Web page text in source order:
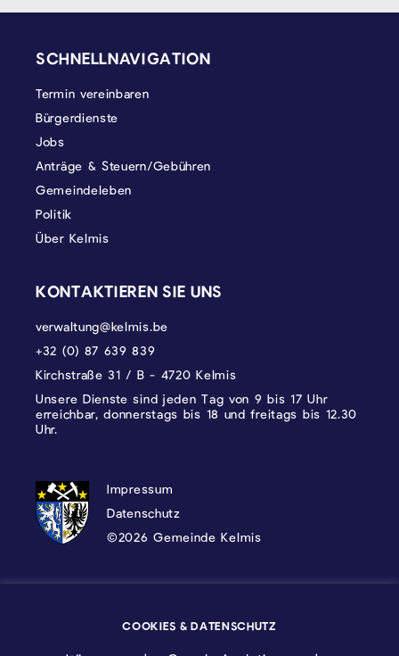
SCHNELLNAVIGATION
Termin vereinbaren
Bürgerdienste
Jobs
Anträge & Steuern/Gebühren
Gemeindeleben
Politik
Über Kelmis
KONTAKTIEREN SIE UNS
verwaltung@kelmis.be
+32 (0) 87 639 839
Kirchstraße 31 / B - 4720 Kelmis
Unsere Dienste sind jeden Tag von 9 bis 17 Uhr
erreichbar, donnerstags bis 18 und freitags bis 12.30
Uhr.
DATENSCHUTZ, IMPRESSUM UND
Impressum
Datenschutz
©2026 Gemeinde Kelmis
COOKIES & DATENSCHUTZ